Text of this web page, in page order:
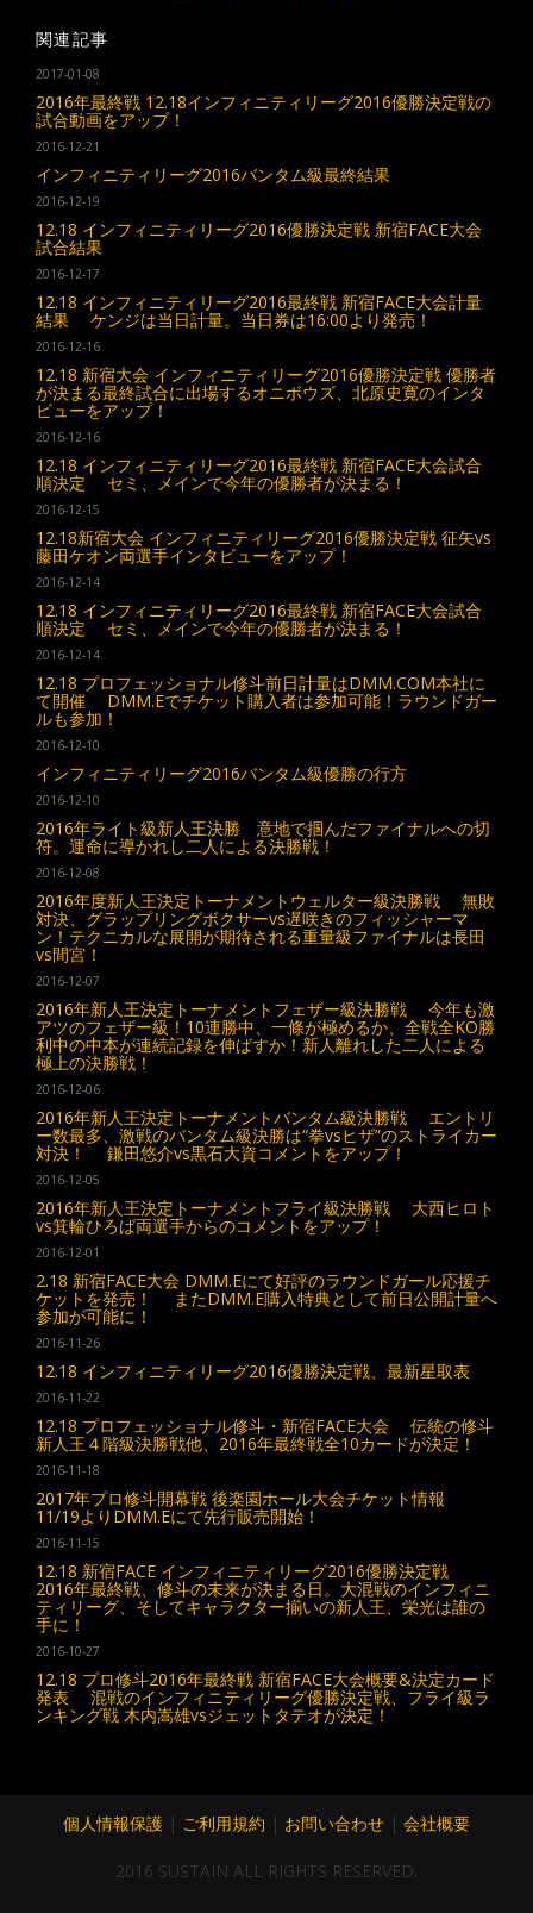
関連記事
2017-01-08
2016年最終戦 12.18インフィニティリーグ2016優勝決定戦の
試合動画をアップ！
2016-12-21
インフィニティリーグ2016バンタム級最終結果
2016-12-19
12.18 インフィニティリーグ2016優勝決定戦 新宿FACE大会
試合結果
2016-12-17
12.18 インフィニティリーグ2016最終戦 新宿FACE大会計量
結果 ケンジは当日計量。当日券は16:00より発売！
2016-12-16
12.18 新宿大会 インフィニティリーグ2016優勝決定戦 優勝者
が決まる最終試合に出場するオニボウズ、北原史寛のインタ
ビューをアップ！
2016-12-16
12.18 インフィニティリーグ2016最終戦 新宿FACE大会試合
順決定 セミ、メインで今年の優勝者が決まる！
2016-12-15
12.18新宿大会 インフィニティリーグ2016優勝決定戦 征矢vs
藤田ケオン両選手インタビューをアップ！
2016-12-14
12.18 インフィニティリーグ2016最終戦 新宿FACE大会試合
順決定 セミ、メインで今年の優勝者が決まる！
2016-12-14
12.18 プロフェッショナル修斗前日計量はDMM.COM本社に
て開催 DMM.Eでチケット購入者は参加可能！ラウンドガー
ルも参加！
2016-12-10
インフィニティリーグ2016バンタム級優勝の行方
2016-12-10
2016年ライト級新人王決勝 意地で掴んだファイナルへの切
符。運命に導かれし二人による決勝戦！
2016-12-08
2016年度新人王決定トーナメントウェルター級決勝戦 無敗
対決、グラップリングボクサーvs遅咲きのフィッシャーマ
ン！テクニカルな展開が期待される重量級ファイナルは長田
vs間宮！
2016-12-07
2016年新人王決定トーナメントフェザー級決勝戦 今年も激
アツのフェザー級！10連勝中、一條が極めるか、全戦全KO勝
利中の中本が連続記録を伸ばすか！新人離れした二人による
極上の決勝戦！
2016-12-06
2016年新人王決定トーナメントバンタム級決勝戦 エントリ
ー数最多、激戦のバンタム級決勝は“拳vsヒザ”のストライカー
対決！ 鎌田悠介vs黒石大資コメントをアップ！
2016-12-05
2016年新人王決定トーナメントフライ級決勝戦 大西ヒロト
vs箕輪ひろば両選手からのコメントをアップ！
2016-12-01
2.18 新宿FACE大会 DMM.Eにて好評のラウンドガール応援チ
ケットを発売！ またDMM.E購入特典として前日公開計量へ
参加が可能に！
2016-11-26
12.18 インフィニティリーグ2016優勝決定戦、最新星取表
2016-11-22
12.18 プロフェッショナル修斗・新宿FACE大会 伝統の修斗
新人王４階級決勝戦他、2016年最終戦全10カードが決定！
2016-11-18
2017年プロ修斗開幕戦 後楽園ホール大会チケット情報
11/19よりDMM.Eにて先行販売開始！
2016-11-15
12.18 新宿FACE インフィニティリーグ2016優勝決定戦
2016年最終戦、修斗の未来が決まる日。大混戦のインフィニ
ティリーグ、そしてキャラクター揃いの新人王、栄光は誰の
手に！
2016-10-27
12.18 プロ修斗2016年最終戦 新宿FACE大会概要&決定カード
発表 混戦のインフィニティリーグ優勝決定戦、フライ級ラ
ンキング戦 木内嵩雄vsジェットタテオが決定！
個人情報保護 | ご利用規約 | お問い合わせ | 会社概要
2016 SUSTAIN ALL RIGHTS RESERVED.